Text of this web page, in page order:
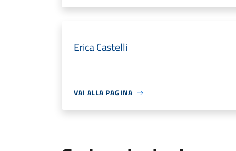
Erica Castelli
VAI ALLA PAGINA